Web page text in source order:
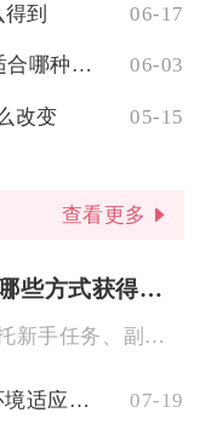
到 06-17
影之刃340级绝影技能链适合哪种职业 06-03
改变 05-15
查看更多
全民奇迹2中可以通过哪些方式获得坐骑
全民奇迹2获取坐骑可依托新手任务、副本碎片合成、战盟与专属商...
少年三国志橙将有哪些对战斗环境适应能力较强的角色 07-19